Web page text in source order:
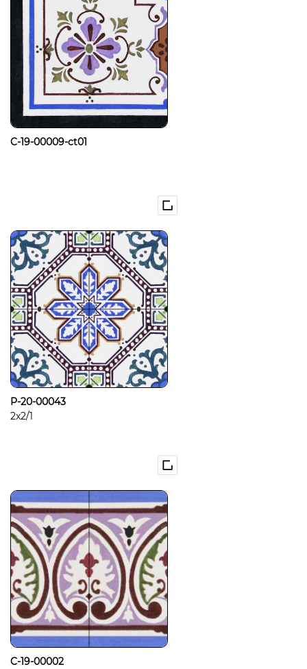
C-19-00009-ct01
P-20-00043
2x2/1
C-19-00002